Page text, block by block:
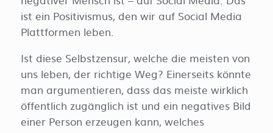
ist ein Positivismus, den wir auf Social Media
Plattformen leben.
Ist diese Selbstzensur, welche die meisten von
uns leben, der richtige Weg? Einerseits könnte
man argumentieren, dass das meiste wirklich
öffentlich zugänglich ist und ein negatives Bild
einer Person erzeugen kann, welches